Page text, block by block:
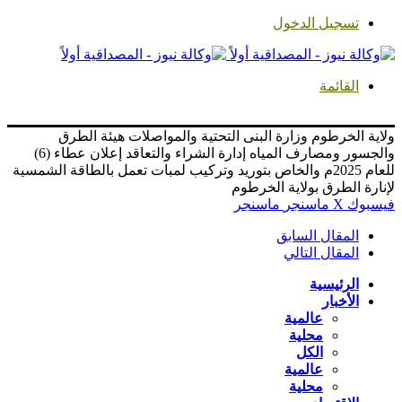
تسجيل الدخول
القائمة
ولاية الخرطوم وزارة البنى التحتية والمواصلات هيئة الطرق
والجسور ومصارف المياه إدارة الشراء والتعاقد إعلان عطاء (6)
للعام 2025م والخاص بتوريد وتركيب لمبات تعمل بالطاقة الشمسية
لإنارة الطرق بولاية الخرطوم
فيسبوك ‫X ماسنجر ماسنجر
المقال السابق
المقال التالي
الرئيسية
الأخبار
عالمية
محلية
الكل
عالمية
محلية